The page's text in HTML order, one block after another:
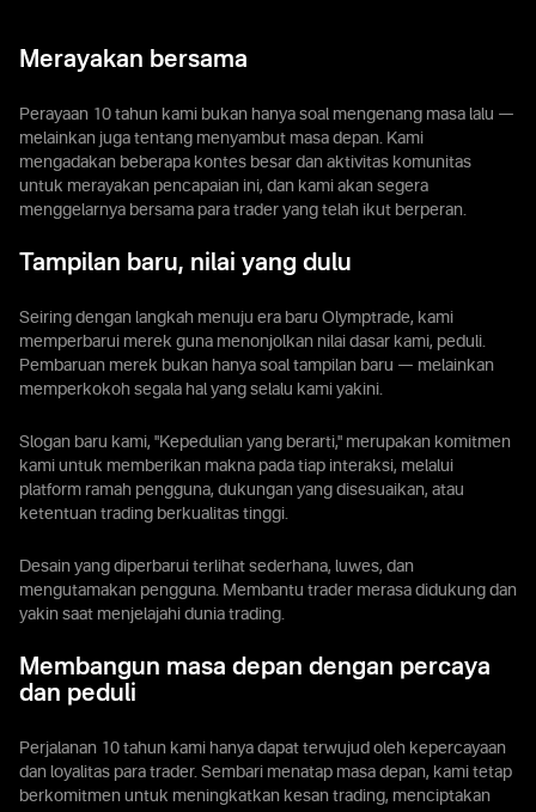
Merayakan bersama
Perayaan 10 tahun kami bukan hanya soal mengenang masa lalu —
melainkan juga tentang menyambut masa depan. Kami
mengadakan beberapa kontes besar dan aktivitas komunitas
untuk merayakan pencapaian ini, dan kami akan segera
menggelarnya bersama para trader yang telah ikut berperan.
Tampilan baru, nilai yang dulu
Seiring dengan langkah menuju era baru Olymptrade, kami
memperbarui merek guna menonjolkan nilai dasar kami, peduli.
Pembaruan merek bukan hanya soal tampilan baru — melainkan
memperkokoh segala hal yang selalu kami yakini.
Slogan baru kami, "Kepedulian yang berarti," merupakan komitmen
kami untuk memberikan makna pada tiap interaksi, melalui
platform ramah pengguna, dukungan yang disesuaikan, atau
ketentuan trading berkualitas tinggi.
Desain yang diperbarui terlihat sederhana, luwes, dan
mengutamakan pengguna. Membantu trader merasa didukung dan
yakin saat menjelajahi dunia trading.
Membangun masa depan dengan percaya
dan peduli
Perjalanan 10 tahun kami hanya dapat terwujud oleh kepercayaan
dan loyalitas para trader. Sembari menatap masa depan, kami tetap
berkomitmen untuk meningkatkan kesan trading, menciptakan